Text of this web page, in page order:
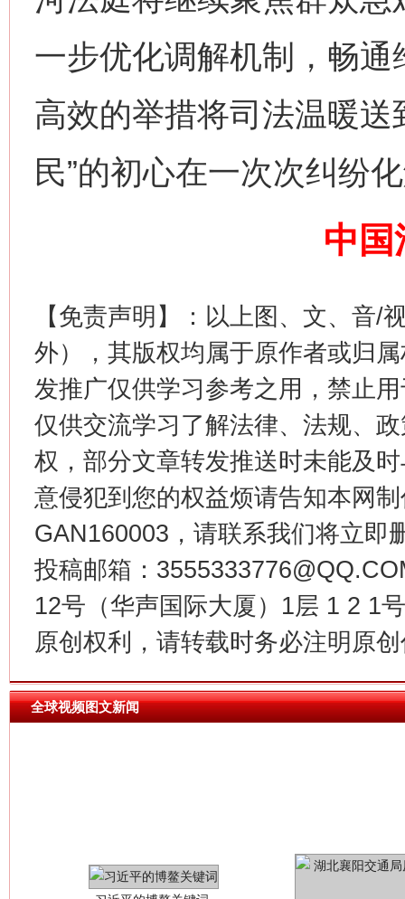
一步优化调解机制，畅
高效的举措将司法温暖送
民”的初心在一次次纠纷
中国
【免责声明】：以上图、文、音/
外），其版权均属于原作者或归
发推广仅供学习参考之用，禁止
仅供交流学习了解法律、法规、
权，部分文章转发推送时未能及
意侵犯到您的权益烦请告知本网
GAN160003，请联系我们将立即
投稿邮箱：
12号（华声国际大厦）1层 1 2 1
原创权利，请转载时务必注明原
全球视频图文新闻
网上购药对药下症？
这是一记警钟！ 谢
在谋一域中谋全局